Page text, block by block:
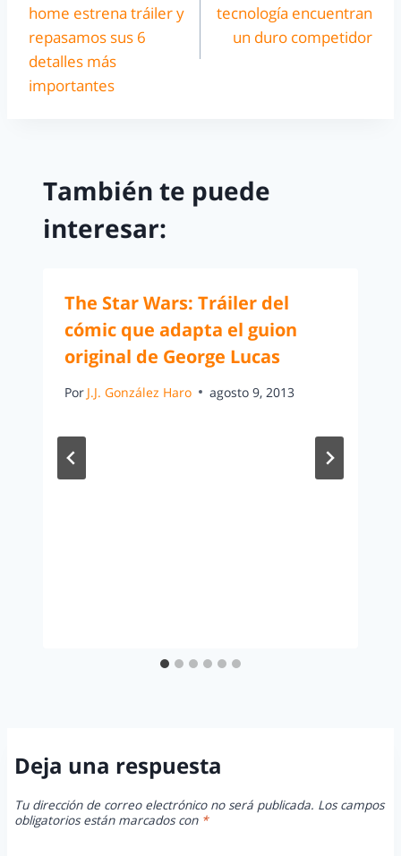
home estrena tráiler y
repasamos sus 6
detalles más
importantes
tecnología encuentran
un duro competidor
También te puede
interesar:
The Star Wars: Tráiler del
cómic que adapta el guion
original de George Lucas
Por J.J. González Haro agosto 9, 2013
Deja una respuesta
Tu dirección de correo electrónico no será publicada. Los campos
obligatorios están marcados con *